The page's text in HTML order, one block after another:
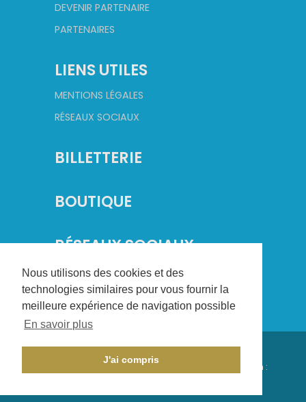
Nous utilisons des cookies et des
technologies similaires pour vous fournir la
meilleure expérience de navigation possible
En savoir plus
J'ai compris
DEVENIR PARTENAIRE
PARTENAIRES
LIENS UTILES
MENTIONS LÉGALES
RÉSEAUX SOCIAUX
BILLETTERIE
BOUTIQUE
RÉSEAUX SOCIAUX
CHAMPAGNE CRÉATION
- Réalisation :